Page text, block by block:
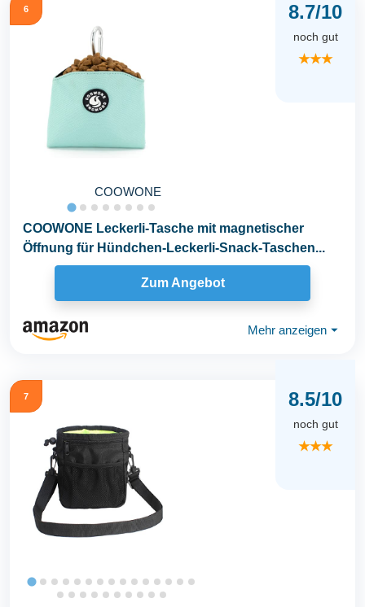
6
COOWONE
8.7/10
noch gut
★★★
COOWONE Leckerli-Tasche mit magnetischer
Öffnung für Hündchen-Leckerli-Snack-Taschen...
Zum Angebot
Mehr anzeigen ⏷
7 8.5/10
noch gut
★★★